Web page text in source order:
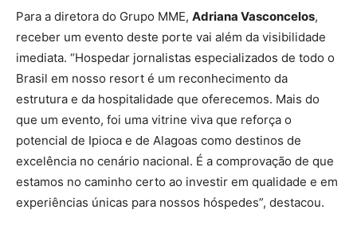
Para a diretora do Grupo MME, Adriana Vasconcelos,
receber um evento deste porte vai além da visibilidade
imediata. “Hospedar jornalistas especializados de todo o
Brasil em nosso resort é um reconhecimento da
estrutura e da hospitalidade que oferecemos. Mais do
que um evento, foi uma vitrine viva que reforça o
potencial de Ipioca e de Alagoas como destinos de
excelência no cenário nacional. É a comprovação de que
estamos no caminho certo ao investir em qualidade e em
experiências únicas para nossos hóspedes”, destacou.